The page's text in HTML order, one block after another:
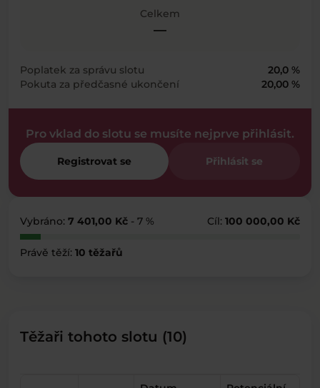
Celkem
—
Poplatek za správu slotu
20,0 %
Pokuta za předčasné ukončení
20,00 %
Pro vklad do slotu se musíte nejprve přihlásit.
Registrovat se Přihlásit se
Vybráno: 7 401,00 Kč - 7 % Cíl: 100 000,00 Kč
Právě těží: 10 těžařů
Těžaři tohoto slotu (10)